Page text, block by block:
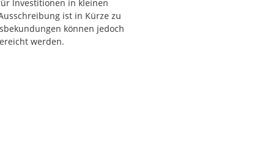
Investitionen in kleinen
ist in Kürze zu
können jedoch
werden.